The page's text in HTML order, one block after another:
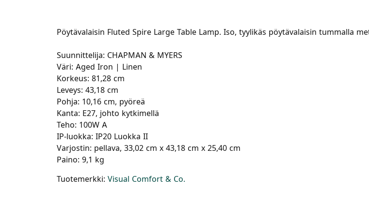
Pöytävalaisin Fluted Spire Large Table Lamp. Iso, tyylikäs pöytävalaisin tummalla
Suunnittelija: CHAPMAN & MYERS
Väri: Aged Iron | Linen
Korkeus: 81,28 cm
Leveys: 43,18 cm
Pohja: 10,16 cm, pyöreä
Kanta: E27, johto kytkimellä
Teho: 100W A
IP-luokka: IP20 Luokka II
Varjostin: pellava, 33,02 cm x 43,18 cm x 25,40 cm
Paino: 9,1 kg
Tuotemerkki: Visual Comfort & Co.